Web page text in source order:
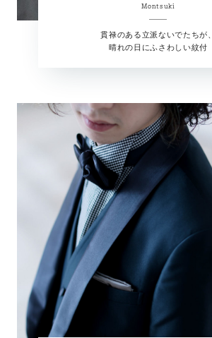
Montsuki
貫禄のある立派ないでたちが、
晴れの日にふさわしい紋付